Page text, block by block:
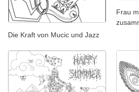
Die Kraft von Mucic und Jazz
Frau